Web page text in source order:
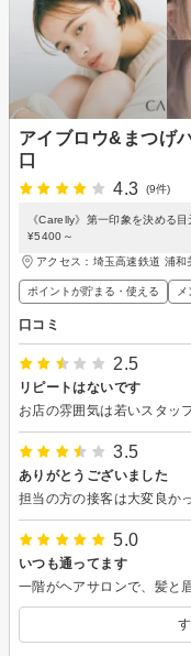
アイブロウ&まつげ
口
4.3
(9件)
《Carelly》第一印象を決める
¥5400～
アクセス：埼玉高速鉄道 浦
ポイントが貯まる・使える
口コミ
2.5
リピートはないです
3.5
ありがとうございました
5.0
いつも通ってます